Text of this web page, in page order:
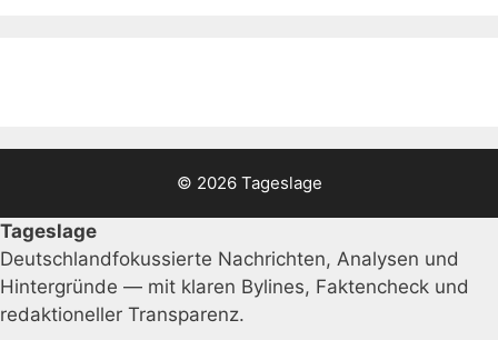
© 2026 Tageslage
Tageslage
Deutschlandfokussierte Nachrichten, Analysen und
Hintergründe — mit klaren Bylines, Faktencheck und
redaktioneller Transparenz.